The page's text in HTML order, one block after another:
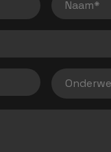
Naam